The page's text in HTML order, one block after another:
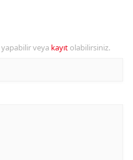
yapabilir veya kayıt olabilirsiniz.